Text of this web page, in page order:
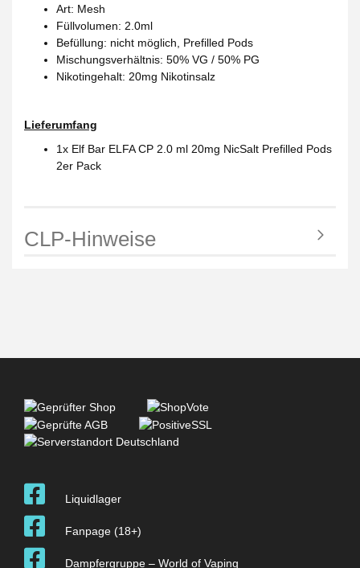
Art: Mesh
Füllvolumen: 2.0ml
Befüllung: nicht möglich, Prefilled Pods
Mischungsverhältnis: 50% VG / 50% PG
Nikotingehalt: 20mg Nikotinsalz
Lieferumfang
1x Elf Bar ELFA CP 2.0 ml 20mg NicSalt Prefilled Pods
2er Pack
CLP-Hinweise
Liquidlager
Fanpage (18+)
Dampfergruppe – World of Vaping